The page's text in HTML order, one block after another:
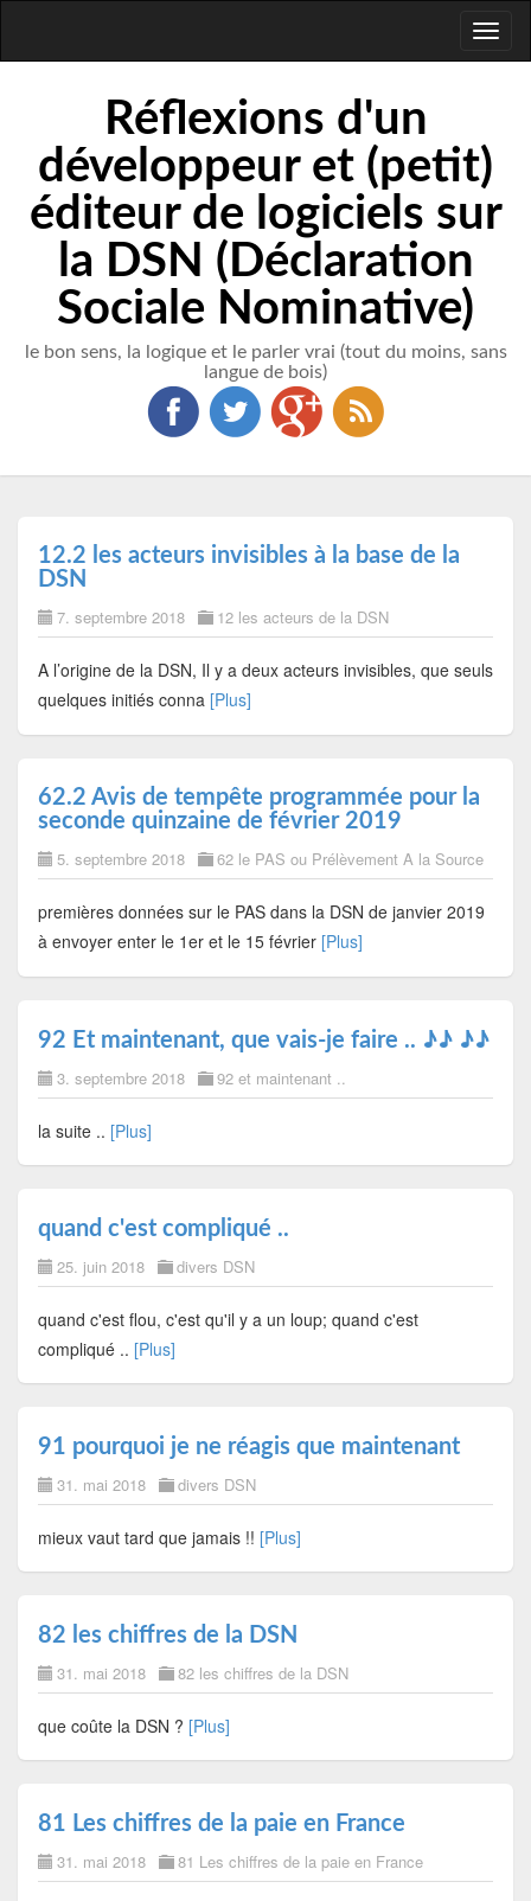
Réflexions d'un
développeur et (petit)
éditeur de logiciels sur
la DSN (Déclaration
Sociale Nominative)
le bon sens, la logique et le parler vrai (tout du moins, sans
langue de bois)
12.2 les acteurs invisibles à la base de la
DSN
7. septembre 2018 12 les acteurs de la DSN
A l’origine de la DSN, Il y a deux acteurs invisibles, que seuls
quelques initiés conna [Plus]
62.2 Avis de tempête programmée pour la
seconde quinzaine de février 2019
5. septembre 2018 62 le PAS ou Prélèvement A la Source
premières données sur le PAS dans la DSN de janvier 2019
à envoyer enter le 1er et le 15 février [Plus]
92 Et maintenant, que vais-je faire .. ♪♪ ♪♪
3. septembre 2018 92 et maintenant ..
la suite .. [Plus]
quand c'est compliqué ..
25. juin 2018 divers DSN
quand c'est flou, c'est qu'il y a un loup; quand c'est
compliqué .. [Plus]
91 pourquoi je ne réagis que maintenant
31. mai 2018 divers DSN
mieux vaut tard que jamais !! [Plus]
82 les chiffres de la DSN
31. mai 2018 82 les chiffres de la DSN
que coûte la DSN ? [Plus]
81 Les chiffres de la paie en France
31. mai 2018 81 Les chiffres de la paie en France